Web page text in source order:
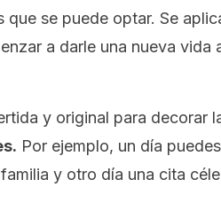
se puede optar. Se
a darle una nueva vida
y original para decorar
Por ejemplo, un día
y otro día una cita